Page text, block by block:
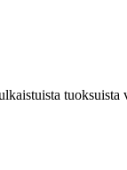
tuoksuista